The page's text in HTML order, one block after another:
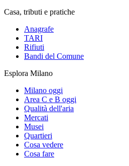
Casa, tributi e pratiche
Anagrafe
TARI
Rifiuti
Bandi del Comune
Esplora Milano
Milano oggi
Area C e B oggi
Qualità dell'aria
Mercati
Musei
Quartieri
Cosa vedere
Cosa fare